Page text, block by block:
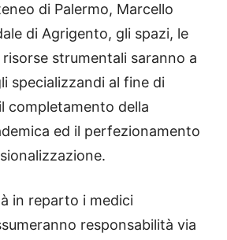
di Palermo, Marcello
di Agrigento, gli spazi, le
strumentali saranno a
specializzandi al fine di
completamento della
ed il perfezionamento
in reparto i medici
responsabilità via